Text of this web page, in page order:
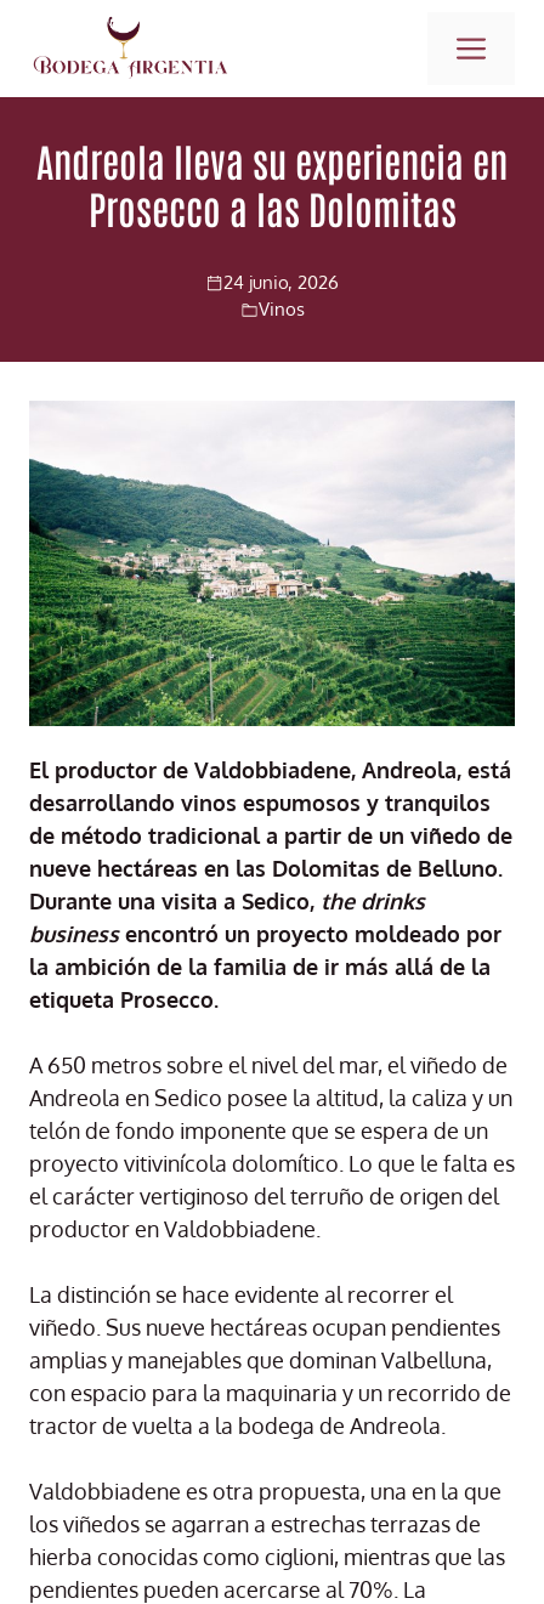
contenido
Andreola lleva su experiencia en
Prosecco a las Dolomitas
24 junio, 2026
Vinos
El productor de Valdobbiadene, Andreola, está
desarrollando vinos espumosos y tranquilos
de método tradicional a partir de un viñedo de
nueve hectáreas en las Dolomitas de Belluno.
Durante una visita a Sedico, the drinks
businessencontró un proyecto moldeado por
la ambición de la familia de ir más allá de la
etiqueta Prosecco.
A 650 metros sobre el nivel del mar, el viñedo de
Andreola en Sedico posee la altitud, la caliza y un
telón de fondo imponente que se espera de un
proyecto vitivinícola dolomítico. Lo que le falta es
el carácter vertiginoso del terruño de origen del
productor en Valdobbiadene.
La distinción se hace evidente al recorrer el
viñedo. Sus nueve hectáreas ocupan pendientes
amplias y manejables que dominan Valbelluna,
con espacio para la maquinaria y un recorrido de
tractor de vuelta a la bodega de Andreola.
Valdobbiadene es otra propuesta, una en la que
los viñedos se agarran a estrechas terrazas de
hierba conocidas como ciglioni, mientras que las
pendientes pueden acercarse al 70%. La